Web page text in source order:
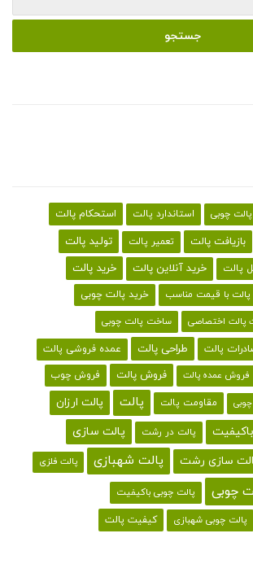
پالت چوبی استاندارد پالت استحکام پالت
بازیافت پالت تعمیر پالت تولید پالت
پالت خرید آنلاین پالت خرید پالت
پالت با قیمت مناسب خرید پالت چوبی
پالت اختصاصی ساخت پالت چوبی
پالت طراحی پالت عمده فروشی پالت
فروش عمده پالت فروش پالت فروش چوب
مقاومت پالت پالت پالت ارزان
پالت در رشت پالت سازی
سازی رشت پالت شهبازی پالت فلزی
چوبی پالت چوبی باکیفیت
پالت چوبی شهبازی کیفیت پالت